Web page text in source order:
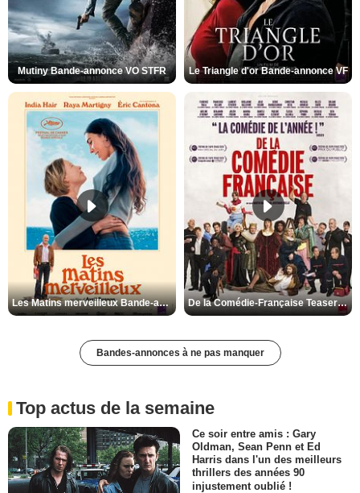
Mutiny Bande-annonce VO STFR Le Triangle d'or Bande-annonce VF
Les Matins merveilleux Bande-annonce VF De la Comédie-Française Teaser VF
Bandes-annonces à ne pas manquer
Top actus de la semaine
Ce soir entre amis : Gary
Oldman, Sean Penn et Ed
Harris dans l'un des meilleurs
thrillers des années 90
injustement oublié !